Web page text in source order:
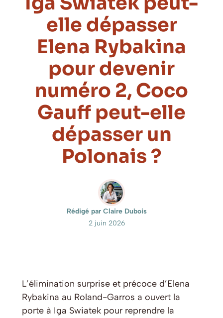
elle dépasser
Elena Rybakina
pour devenir
numéro 2, Coco
Gauff peut-elle
dépasser un
Polonais ?
Rédigé par Claire Dubois
2 juin 2026
L’élimination surprise et précoce d’Elena
Rybakina au Roland-Garros a ouvert la
porte à Iga Swiatek pour reprendre la